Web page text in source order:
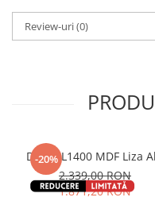
Review-uri(0)
-20%
Dulap L1400 MDF Liza
2.339,00 RON
1.871,20 RON